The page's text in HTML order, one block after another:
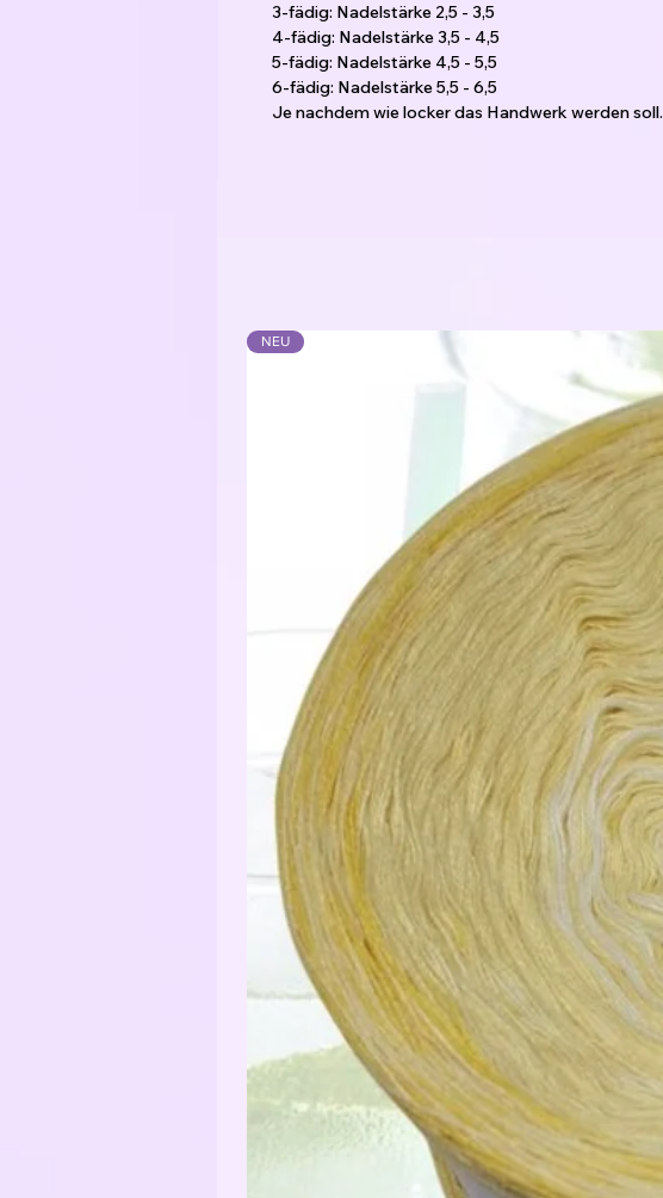
3-fädig: Nadelstärke 2,5 - 3,5
4-fädig: Nadelstärke 3,5 - 4,5
5-fädig: Nadelstärke 4,5 - 5,5
6-fädig: Nadelstärke 5,5 - 6,5
Je nachdem wie locker das Handwerk werden soll.
NEU